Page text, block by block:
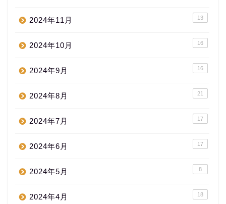
2024年11月 13
2024年10月 16
2024年9月 16
2024年8月 21
2024年7月 17
2024年6月 17
2024年5月 8
2024年4月 18